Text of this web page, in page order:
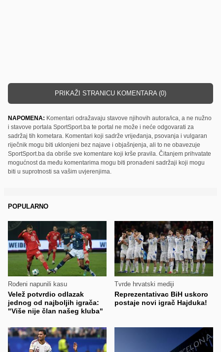
PRIKAŽI STRANICU KOMENTARA (0)
NAPOMENA: Komentari odražavaju stavove njihovih autora/ica, a ne nužno
i stavove portala SportSport.ba te portal ne može i neće odgovarati za
sadržaj tih kometara. Komentari koji sadrže vrijeđanja, psovanja i vulgaran
riječnik mogu biti uklonjeni bez najave i objašnjenja, ali to ne obavezuje
SportSport.ba da obriše sve komentare koji krše pravila. Čitanjem prihvatate
mogućnost da među komentarima mogu biti pronađeni sadržaji koji mogu
biti u suprotnosti sa vašim uvjerenjima.
POPULARNO
Rođeni napunili kasu
Velež potvrdio odlazak
jednog od najboljih igrača:
"Više nije član našeg kluba"
Tvrde hrvatski mediji
Reprezentativac BiH uskoro
postaje novi igrač Hajduka!